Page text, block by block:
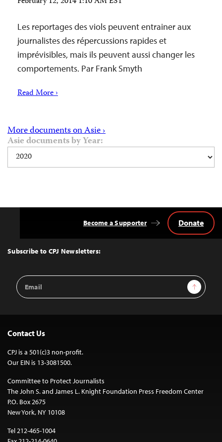
Les reportages des viols peuvent entrainer aux
journalistes des répercussions rapides et
imprévisibles, mais ils peuvent aussi changer les
comportements. Par Frank Smyth
Read More ›
More documents on Asie ›
Asie documents by Year:
Top
Subscribe to CPJ Newsletters:
Email
Address
Sign Up
Become a Supporter Donate
Contact Us
CPJ is a 501(c)3 non-profit.
Our EIN is 13-3081500.
Committee to Protect Journalists
The John S. and James L. Knight Foundation Press Freedom Center
P.O. Box 2675
New York, NY 10108
Tel 212-465-1004